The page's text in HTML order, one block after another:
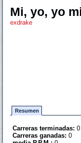
Mi, yo, yo
exdrake
Resumen
Carreras terminadas: 0
Carreras ganadas: 0